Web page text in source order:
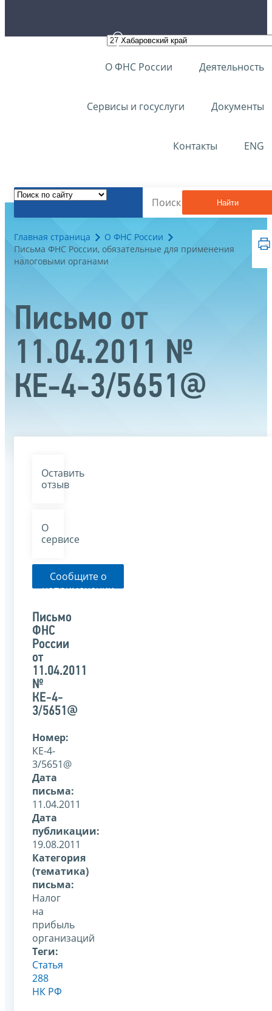
О ФНС России Деятельность
Сервисы и госуслуги Документы
Контакты ENG
Найти
Главная страница
О ФНС России
Письма ФНС России, обязательные для применения
налоговыми органами
Письмо от
11.04.2011 №
КЕ-4-3/5651@
Оставить
отзыв
О
сервисе
Сообщите о
неприменении
органом
указанного
письма
Письмо
ФНС
России
от
11.04.2011
№
КЕ-4-
3/5651@
Номер:
КЕ-4-
3/5651@
Дата
письма:
11.04.2011
Дата
публикации:
19.08.2011
Категория
(тематика)
письма:
Налог
на
прибыль
организаций
Теги:
Статья
288
НК РФ